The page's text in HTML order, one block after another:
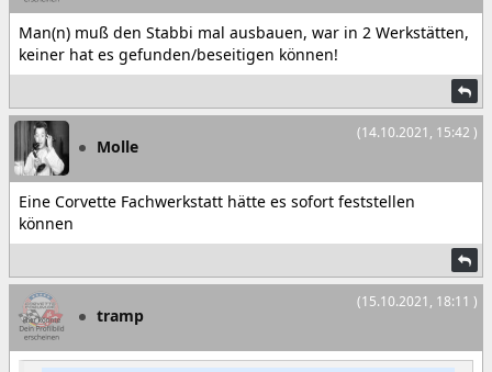
Man(n) muß den Stabbi mal ausbauen, war in 2 Werkstätten,
keiner hat es gefunden/beseitigen können!
(14.10.2021, 15:42 )
Molle
Eine Corvette Fachwerkstatt hätte es sofort feststellen
können
(15.10.2021, 18:11 )
tramp